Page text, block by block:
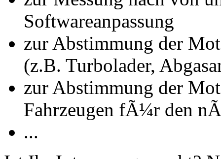
Softwareanpassung
zur Abstimmung der
(z.B. Turbolader,
zur Abstimmung der
Fahrzeugen fÃ¼r den
...